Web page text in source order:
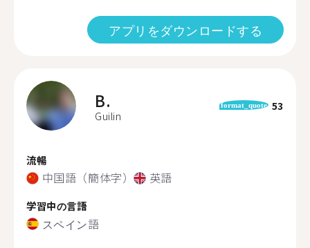
アプリをダウンロードする
B.
Guilin
format_quote 53
流暢
中国語（簡体字） 英語
学習中の言語
スペイン語